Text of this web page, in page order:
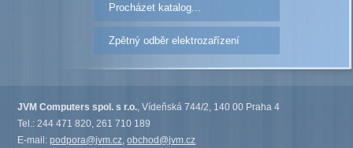
Procházet katalog...
Zpětný odběr elektrozařízení
JVM Computers spol. s r.o. , Vídeňská 744/2, 140 00 Praha 4
Tel.: 244 471 820, 261 710 189
E-mail:podpora@jvm.cz ,obchod@jvm.cz